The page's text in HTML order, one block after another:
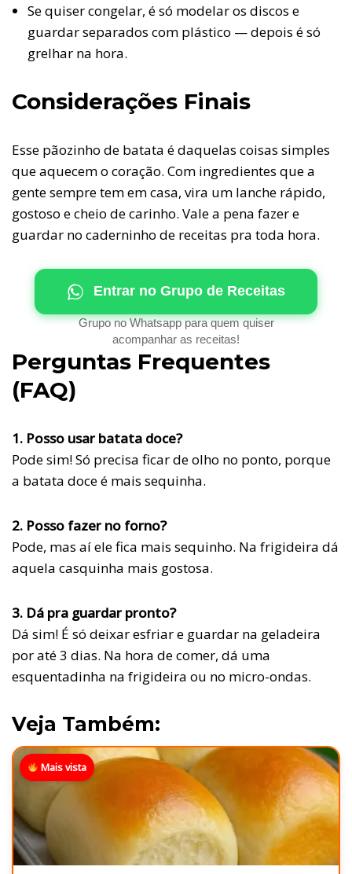
Se quiser congelar, é só modelar os discos e
guardar separados com plástico — depois é só
grelhar na hora.
Considerações Finais
Esse pãozinho de batata é daquelas coisas simples
que aquecem o coração. Com ingredientes que a
gente sempre tem em casa, vira um lanche rápido,
gostoso e cheio de carinho. Vale a pena fazer e
guardar no caderninho de receitas pra toda hora.
Entrar no Grupo de Receitas
Grupo no Whatsapp para quem quiser
acompanhar as receitas!
Perguntas Frequentes
(FAQ)
1. Posso usar batata doce?
Pode sim! Só precisa ficar de olho no ponto, porque
a batata doce é mais sequinha.
2. Posso fazer no forno?
Pode, mas aí ele fica mais sequinho. Na frigideira dá
aquela casquinha mais gostosa.
3. Dá pra guardar pronto?
Dá sim! É só deixar esfriar e guardar na geladeira
por até 3 dias. Na hora de comer, dá uma
esquentadinha na frigideira ou no micro-ondas.
Veja Também:
Mais vista